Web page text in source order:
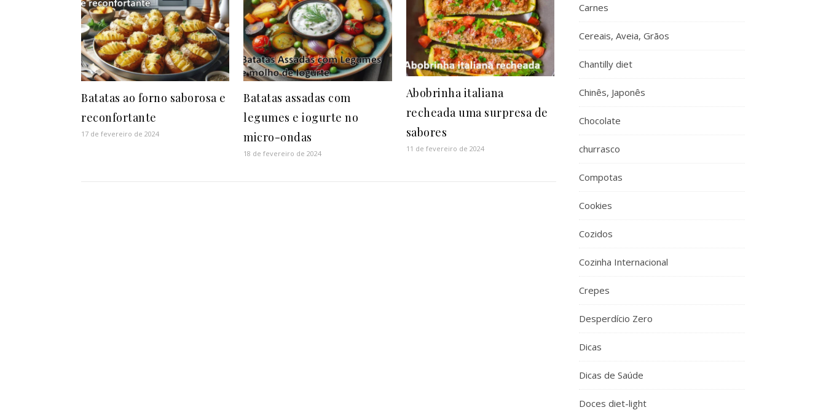
Batatas ao forno saborosa e
reconfortante
17 de fevereiro de 2024
Batatas assadas com
legumes e iogurte no
micro-ondas
18 de fevereiro de 2024
Abobrinha italiana
recheada uma surpresa de
sabores
11 de fevereiro de 2024
Carnes
Cereais, Aveia, Grãos
Chantilly diet
Chinês, Japonês
Chocolate
churrasco
Compotas
Cookies
Cozidos
Cozinha Internacional
Crepes
Desperdício Zero
Dicas
Dicas de Saúde
Doces diet-light